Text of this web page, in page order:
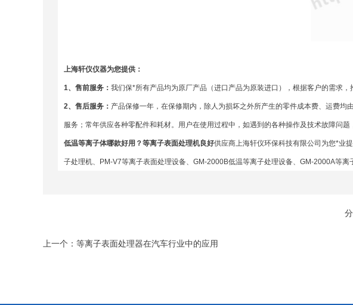
上海轩仪仪器为您提供：
1、售前服务： 我们保*所有产品均为原厂产品（进口产品为原装进口），根据客户的需求
2、售后服务： 产品保修一年，在保修期内，除人为损坏之外所产生的零件成本费、运费
服务；常年供应各种零配件和耗材。用户在使用过程中，如遇到的各种操作及技术故障问
低温等离子体哪款好用？等离子表面处理机良好供应商上海轩仪环保科技有限公司为您*业
子处理机、 PM-V7等离子表面处理设备、 GM-2000B低温等离子处理设备、 GM-2000A等离
上一个： 等离子表面处理器在汽车行业中的应用